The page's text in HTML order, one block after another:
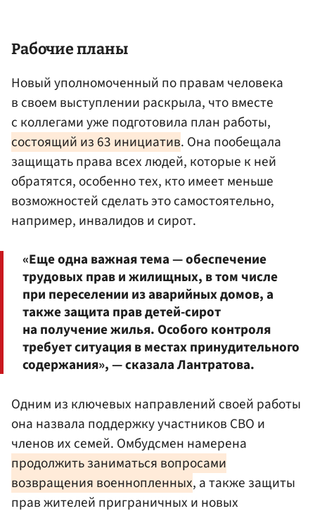
Рабочие планы
Новый уполномоченный по правам человека
в своем выступлении раскрыла, что вместе
с коллегами уже подготовила план работы,
состоящий из 63 инициатив. Она пообещала
защищать права всех людей, которые к ней
обратятся, особенно тех, кто имеет меньше
возможностей сделать это самостоятельно,
например, инвалидов и сирот.
«Еще одна важная тема — обеспечение
трудовых прав и жилищных, в том числе
при переселении из аварийных домов, а
также защита прав детей-сирот
на получение жилья. Особого контроля
требует ситуация в местах принудительного
содержания», — сказала Лантратова.
Одним из ключевых направлений своей работы
она назвала поддержку участников СВО и
членов их семей. Омбудсмен намерена
продолжить заниматься вопросами
возвращения военнопленных, а также защиты
прав жителей приграничных и новых